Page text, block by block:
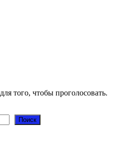
для того, чтобы проголосовать.
Поиск